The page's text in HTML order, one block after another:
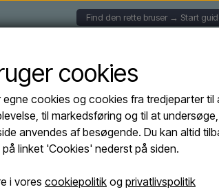
Find den rette bruser → Start
CHIA CANNA FUCILE - Rustfri stålbruser med
Sined
metal
cookies
egne cookies og cookies fra tredjeparter til
til markedsføring og til at
anvendes af besøgende. Du kan altid
linket 'Cookies' nederst på siden.
i vores cookiepolitik og privatlivspolitik